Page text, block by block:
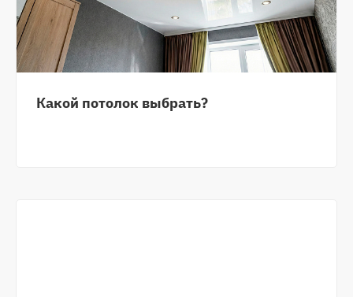
Какой потолок выбрать?